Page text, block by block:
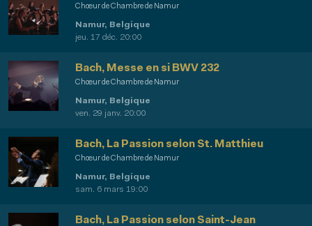
Chœur de Chambre de Namur
Namur, Belgique
jeu. 17 déc. 20:00
Chœur de Chambre de Namur
Bach, Messe en si BWV 232
Namur, Belgique
ven. 29 janv. 20:00
Chœur de Chambre de Namur
Bach, La Passion selon St. Matthieu
Namur, Belgique
sam. 6 mars 19:00
Bach, La Passion selon Saint-Jean